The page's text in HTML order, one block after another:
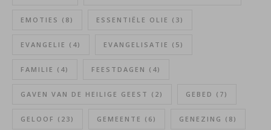
EMOTIES (8) ESSENTIËLE OLIE (3)
EVANGELIE (4) EVANGELISATIE (5)
FAMILIE (4) FEESTDAGEN (4)
GAVEN VAN DE HEILIGE GEEST (2) GEBED (7)
GELOOF (23) GEMEENTE (6) GENEZING (8)